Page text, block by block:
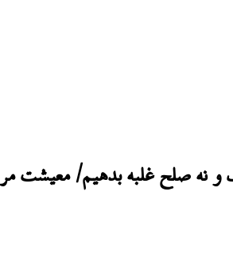
نه صلح غلبه بدهیم/ معیشت